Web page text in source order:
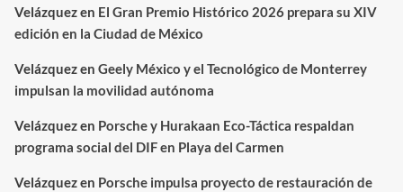
Velázquezen El Gran Premio Histórico 2026 prepara su XIV
edición en la Ciudad de México
Velázquezen Geely México y el Tecnológico de Monterrey
impulsan la movilidad autónoma
Velázquezen Porsche y Hurakaan Eco-Táctica respaldan
programa social del DIF en Playa del Carmen
Velázquezen Porsche impulsa proyecto de restauración de